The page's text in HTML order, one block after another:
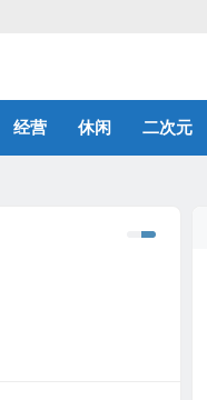
经营 休闲 二次元